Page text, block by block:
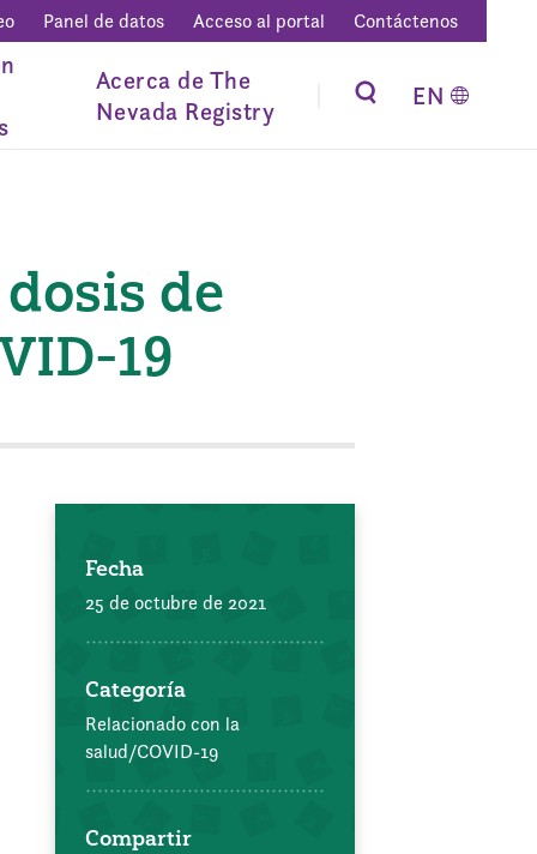
Panel de datos Acceso al portal Contáctenos
Acerca de The
Nevada Registry
EN
de
19
Fecha
25 de octubre de 2021
Categoría
Relacionado con la
salud/COVID-19
Compartir